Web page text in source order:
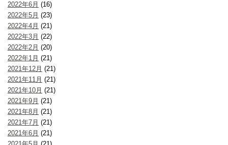
2022年6月 (16)
2022年5月 (23)
2022年4月 (21)
2022年3月 (22)
2022年2月 (20)
2022年1月 (21)
2021年12月 (21)
2021年11月 (21)
2021年10月 (21)
2021年9月 (21)
2021年8月 (21)
2021年7月 (21)
2021年6月 (21)